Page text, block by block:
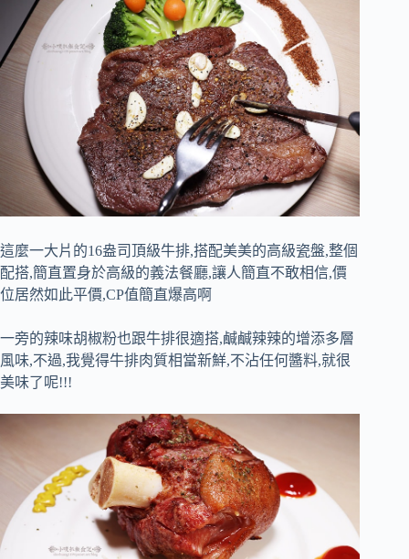
這麼一大片的16盎司頂級牛排,搭配美美的高級瓷盤,整個
配搭,簡直置身於高級的義法餐廳,讓人簡直不敢相信,價
位居然如此平價,CP值簡直爆高啊
一旁的辣味胡椒粉也跟牛排很適搭,鹹鹹辣辣的增添多層
風味,不過,我覺得牛排肉質相當新鮮,不沾任何醬料,就很
美味了呢!!!